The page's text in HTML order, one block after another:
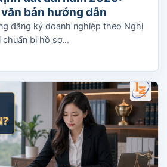
bản hướng dẫn
đăng ký doanh nghiệp theo Nghị
bị hồ sơ...